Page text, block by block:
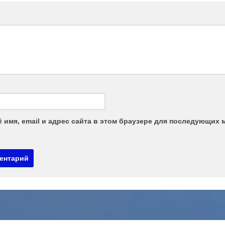
имя, email и адрес сайта в этом браузере для последующих